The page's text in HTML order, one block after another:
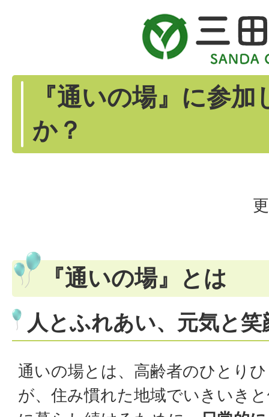
『通いの場』に参
か？
『通いの場』とは
人とふれあい、元気と
通いの場とは、高齢者のひとり
が、住み慣れた地域でいきいき